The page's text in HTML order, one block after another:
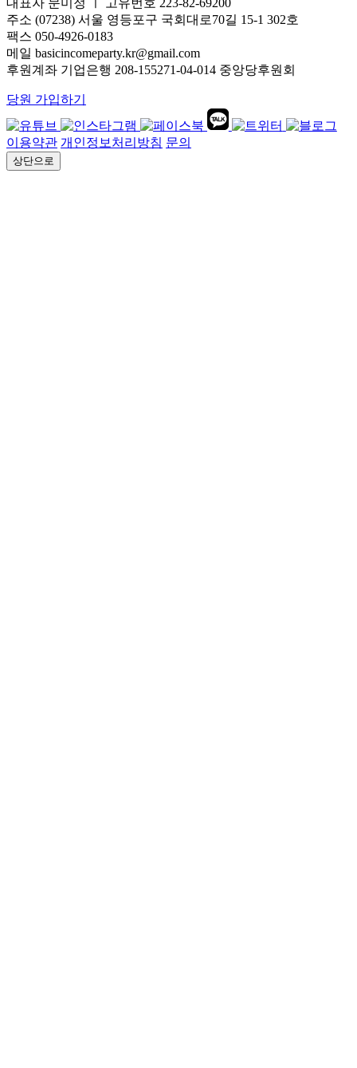
주소 (07238) 서울 영등포구 국회대로70길 15-1 302호
팩스 050-4926-0183
메일 basicincomeparty.kr@gmail.com
후원계좌 기업은행 208-155271-04-014 중앙당후원회
당원 가입하기
이용약관 개인정보처리방침 문의
상단으로